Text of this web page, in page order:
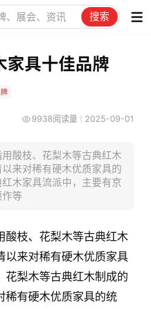
搜索
家具十佳品牌
9938阅读量 2025-09-01
酸枝、花梨木等古典红木
来对稀有硬木优质家具的
木家具流派中，主要有京
等
酸枝、花梨木等古典红木
以来对稀有硬木优质家具
花梨木等古典红木制成的
稀有硬木优质家具的统